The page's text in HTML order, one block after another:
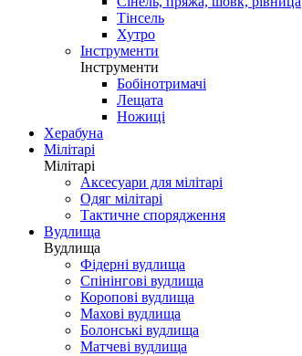
Тінсель
Хутро
Інструменти
Інструменти
Бобінотримачі
Лещата
Ножиці
Херабуна
Мілітарі
Мілітарі
Аксесуари для мілітарі
Одяг мілітарі
Тактичне спорядження
Вудлища
Вудлища
Фідерні вудлища
Спінінгові вудлища
Коропові вудлища
Махові вудлища
Болонські вудлища
Матчеві вудлища